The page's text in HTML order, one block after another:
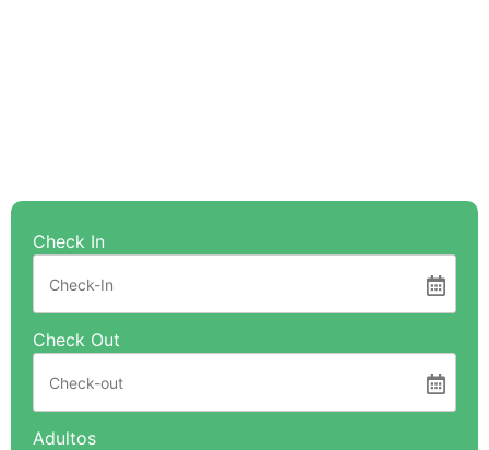
Check In
Check Out
Adultos